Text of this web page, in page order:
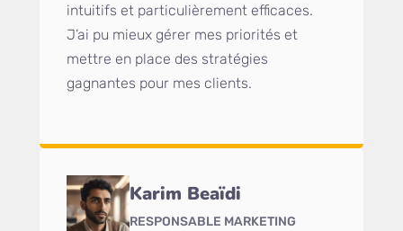
intuitifs et particulièrement efficaces.
J’ai pu mieux gérer mes priorités et
mettre en place des stratégies
gagnantes pour mes clients.
Karim Beaïdi
RESPONSABLE MARKETING